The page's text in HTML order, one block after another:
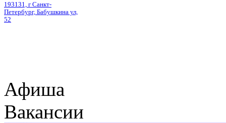
193131, г Санкт-
Петербург, Бабушкина ул,
52
Афиша
Вакансии